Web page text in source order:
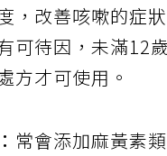
，改善咳嗽的症
可待因，未滿12
方才可使用。
常會添加麻黃素類